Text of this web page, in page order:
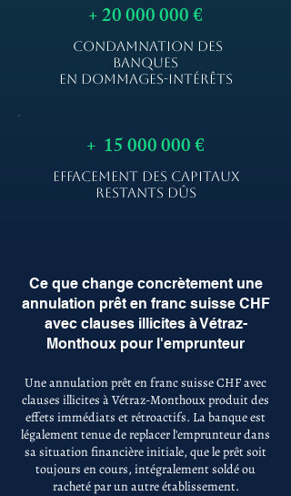
+20 000 000€
CONDAMNATION DES
BANQUES
EN DOMMAGES-INTÉRÊTS
+ 15 000 000€
EFFACEMENT DES CAPITAUX
RESTANTS DÛS
Ce que change concrètement une
annulation prêt en franc suisse CHF
avec clauses illicites à Vétraz-
Monthoux pour l'emprunteur
Une annulation prêt en franc suisse CHF avec
clauses illicites à Vétraz-Monthoux produit des
effets immédiats et rétroactifs. La banque est
légalement tenue de replacer l'emprunteur dans
sa situation financière initiale, que le prêt soit
toujours en cours, intégralement soldé ou
racheté par un autre établissement.